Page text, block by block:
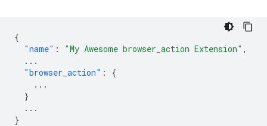
{
"name" : "My Awesome browser_action Extension" ,
...
"browser_action" :
{
...
}
...
}